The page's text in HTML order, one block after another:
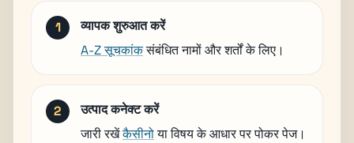
व्यापक शुरुआत करें
A-Z सूचकांकसंबंधित नामों और शर्तों के लिए।
उत्पाद कनेक्ट करें
जारी रखेंकैसीनोया विषय के आधार पर पोकर पेज।